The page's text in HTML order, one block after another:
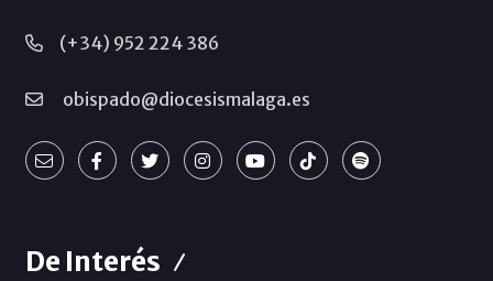
(+34) 952 224 386
obispado@diocesismalaga.es
De Interés